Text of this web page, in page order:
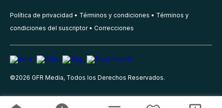
Política de privacidad Términos y condiciones
Términos y
condiciones del suscriptor
Correcciones
©2026 GFR Media, Todos los Derechos Reservados.